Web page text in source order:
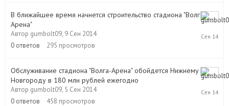
В ближайшее время начнется строительство стадиона "Волга-
Арена"
Автор gumbolt09, 9 Сен 2014
0 ответов 295 просмотров
9
Сен
Обслуживание стадиона "Волга-Арена" обойдется Нижнему
Новгороду в 180 млн рублей ежегодно
Автор gumbolt09, 5 Сен 2014
0 ответов 458 просмотров
5
Сен